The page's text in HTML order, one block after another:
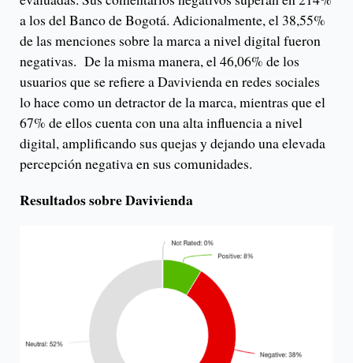
a los del Banco de Bogotá. Adicionalmente, el 38,55%
de las menciones sobre la marca a nivel digital fueron
negativas. De la misma manera, el 46,06% de los
usuarios que se refiere a Davivienda en redes sociales
lo hace como un detractor de la marca, mientras que el
67% de ellos cuenta con una alta influencia a nivel
digital, amplificando sus quejas y dejando una elevada
percepción negativa en sus comunidades.
Resultados sobre Davivienda